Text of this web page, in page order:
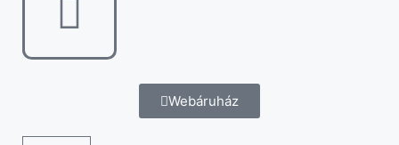
Webáruház